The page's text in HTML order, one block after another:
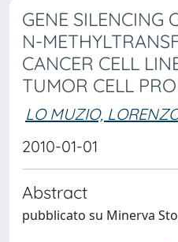
GENE SILENCING
N-
CANCER CELL
TUMOR CELL
LO MUZIO,
2010-01-01
Abstract
pubblicato su Minerva